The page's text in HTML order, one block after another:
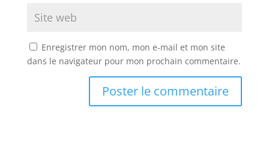
Enregistrer mon nom, mon e-mail et mon site
dans le navigateur pour mon prochain commentaire.